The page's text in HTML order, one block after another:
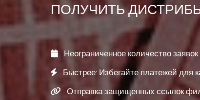
ПОЛУЧИТЬ
Неограниченное количество
Быстрее: Избегайте платежей для
Отправка защищенных ссылок